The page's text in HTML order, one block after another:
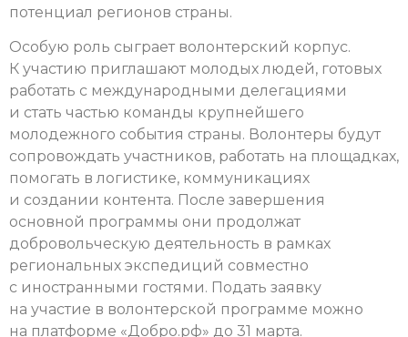
потенциал регионов страны.
Особую роль сыграет волонтерский корпус.
К участию приглашают молодых людей, готовых
работать с международными делегациями
и стать частью команды крупнейшего
молодежного события страны. Волонтеры будут
сопровождать участников, работать на площадках,
помогать в логистике, коммуникациях
и создании контента. После завершения
основной программы они продолжат
добровольческую деятельность в рамках
региональных экспедиций совместно
с иностранными гостями. Подать заявку
на участие в волонтерской программе можно
на платформе «Добро.рф» до 31 марта.